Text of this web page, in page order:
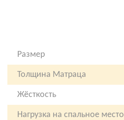
Размер
Толщина Матраца
Жёсткость
Нагрузка на спальное место